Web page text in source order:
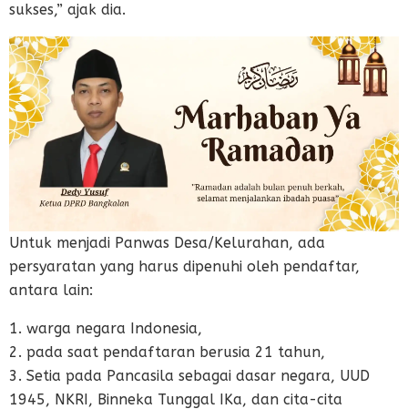
sukses,” ajak dia.
Untuk menjadi Panwas Desa/Kelurahan, ada
persyaratan yang harus dipenuhi oleh pendaftar,
antara lain:
1. warga negara Indonesia,
2. pada saat pendaftaran berusia 21 tahun,
3. Setia pada Pancasila sebagai dasar negara, UUD
1945, NKRI, Binneka Tunggal IKa, dan cita-cita